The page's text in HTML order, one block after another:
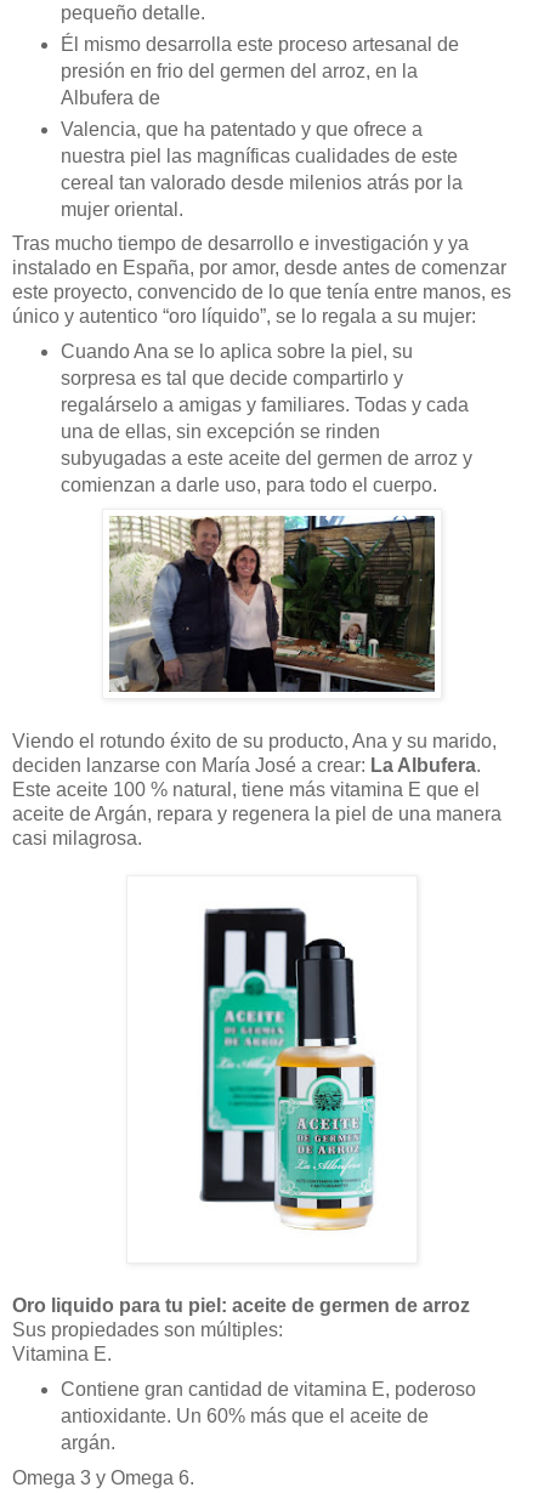
pequeño detalle.
Él mismo desarrolla este proceso artesanal de
presión en frio del germen del arroz, en la
Albufera de
Valencia, que ha patentado y que ofrece a
nuestra piel las magníficas cualidades de este
cereal tan valorado desde milenios atrás por la
mujer oriental.
Tras mucho tiempo de desarrollo e investigación y ya
instalado en España, por amor, desde antes de comenzar
este proyecto, convencido de lo que tenía entre manos, es
único y autentico “oro líquido”, se lo regala a su mujer:
Cuando Ana se lo aplica sobre la piel, su
sorpresa es tal que decide compartirlo y
regalárselo a amigas y familiares. Todas y cada
una de ellas, sin excepción se rinden
subyugadas a este aceite del germen de arroz y
comienzan a darle uso, para todo el cuerpo.
Viendo el rotundo éxito de su producto, Ana y su marido,
deciden lanzarse con María José a crear: La Albufera.
Este aceite 100 % natural, tiene más vitamina E que el
aceite de Argán, repara y regenera la piel de una manera
casi milagrosa.
Oro liquido para tu piel: aceite de germen de arroz
Sus propiedades son múltiples:
Vitamina E.
Contiene gran cantidad de vitamina E, poderoso
antioxidante. Un 60% más que el aceite de
argán.
Omega 3 y Omega 6.